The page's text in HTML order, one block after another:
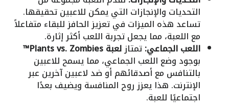
التحديات والإنجازات التي يمكن للاعبين تحقيقها.
تساعد هذه الميزات في تعزيز الحافز للبقاء متفاعلاً
مع اللعبة، مما يجعل تجربة اللعب أكثر إثارة.
اللعب الجماعي:تمتازلعبة Plants vs. Zombies™
بوجود وضع اللعب الجماعي، مما يسمح للاعبين
بالتنافس مع أصدقائهم أو ضد لاعبين آخرين عبر
الإنترنت. هذا يعزز روح المنافسة ويضيف بعدًا
اجتماعيًا للعبة.